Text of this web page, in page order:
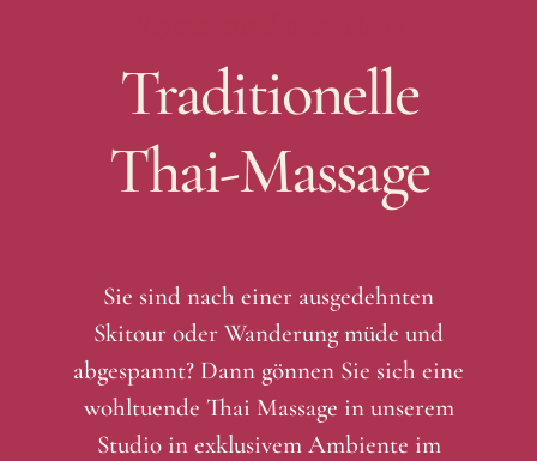
Traditionelle
Thai-Massage
Sie sind nach einer ausgedehnten
Skitour oder Wanderung müde und
abgespannt? Dann gönnen Sie sich eine
wohltuende Thai Massage in unserem
Studio in exklusivem Ambiente im